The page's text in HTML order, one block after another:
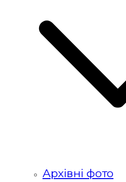
Архівні фото